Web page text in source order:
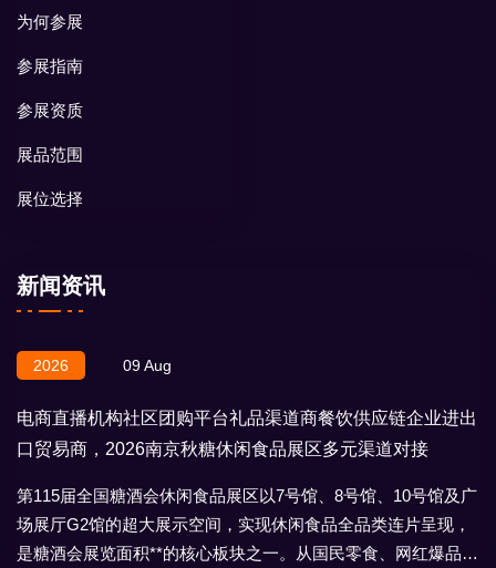
为何参展
参展指南
参展资质
展品范围
展位选择
新闻资讯
2026 09 Aug
电商直播机构社区团购平台礼品渠道商餐饮供应链企业进出
口贸易商，2026南京秋糖休闲食品展区多元渠道对接
第115届全国糖酒会休闲食品展区以7号馆、8号馆、10号馆及广
场展厅G2馆的超大展示空间，实现休闲食品全品类连片呈现，
是糖酒会展览面积**的核心板块之一。从国民零食、网红爆品到